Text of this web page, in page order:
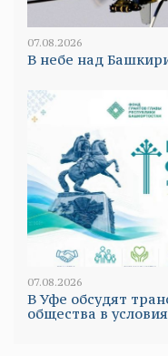
07.08.2026
В небе над
07.08.2026
В Уфе обсудят
общества в